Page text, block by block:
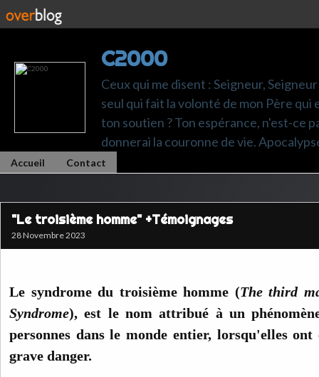
C2000
Ceux qui me disent : Seigneur,
seul qui fait la volonté de mon Père
ton soutien ? Ton espérance, n'est-ce
donnerai la couronne de vie.
Accueil Contact
"Le troisième homme" +Témoignages
28 Novembre 2023
Le syndrome du troisième homme (The third
Syndrome), est le nom attribué à un
personnes dans le monde entier, lorsqu'elles
grave danger.